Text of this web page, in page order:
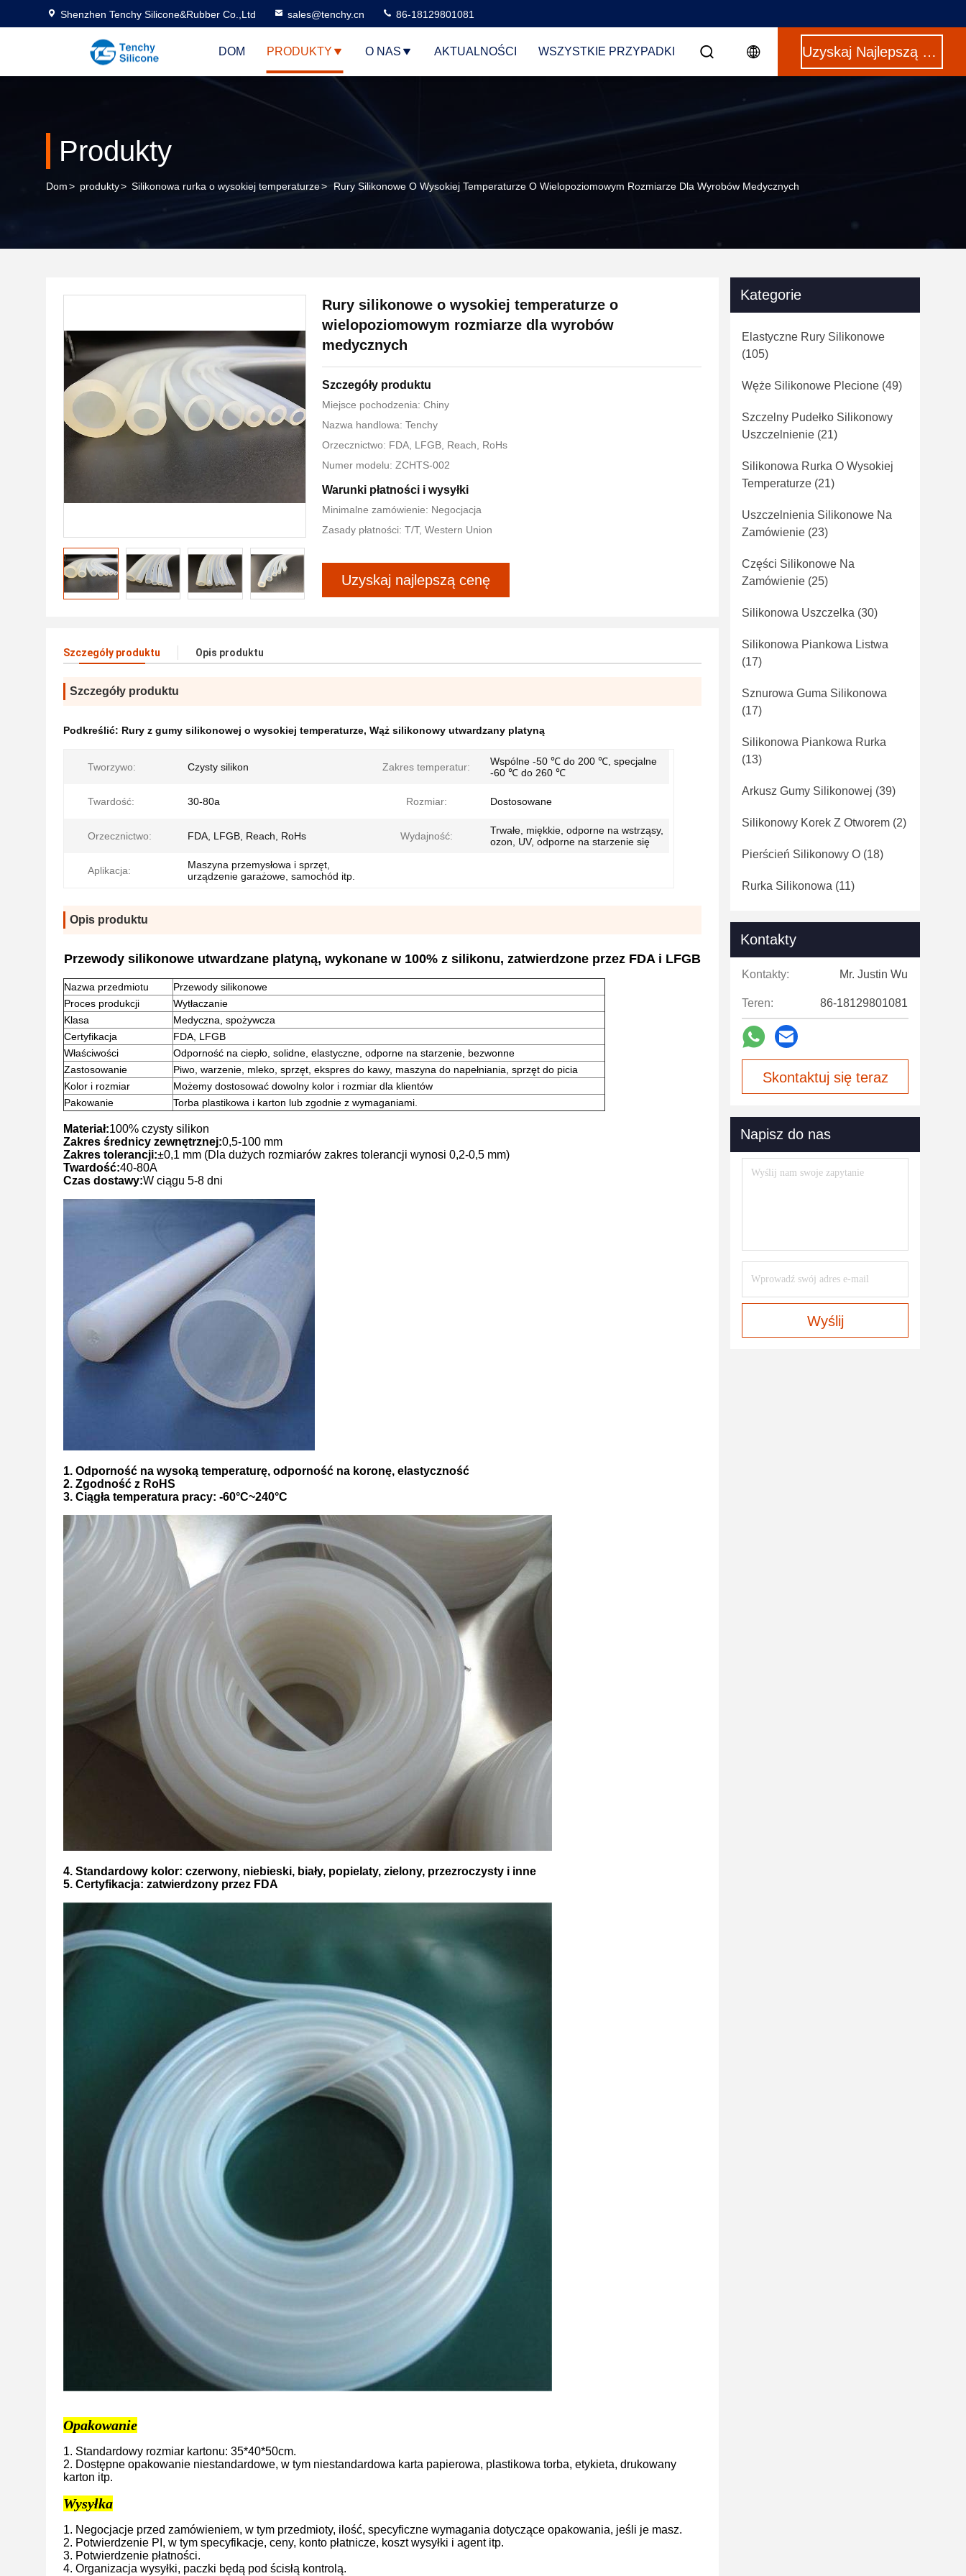
Shenzhen Tenchy Silicone&Rubber Co.,Ltd sales@tenchy.cn 86-18129801081
DOM PRODUKTY O NAS AKTUALNOŚCI WSZYSTKIE PRZYPADKI Uzyskaj Najlepszą Cenę
Produkty
Dom> produkty> Silikonowa rurka o wysokiej temperaturze> Rury Silikonowe O Wysokiej Temperaturze O Wielopoziomowym Rozmiarze Dla Wyrobów Medycznych
Rury silikonowe o wysokiej temperaturze o
wielopoziomowym rozmiarze dla wyrobów
medycznych
Szczegóły produktu
Miejsce pochodzenia: Chiny
Nazwa handlowa: Tenchy
Orzecznictwo: FDA, LFGB, Reach, RoHs
Numer modelu: ZCHTS-002
Warunki płatności i wysyłki
Minimalne zamówienie: Negocjacja
Zasady płatności: T/T, Western Union
Uzyskaj najlepszą cenę
Szczegóły produktu Opis produktu
Szczegóły produktu
Podkreślić: Rury z gumy silikonowej o wysokiej temperaturze, Wąż silikonowy utwardzany platyną
Tworzywo: Czysty silikon Zakres temperatur:
Wspólne -50 ℃ do 200 ℃, specjalne
-60 ℃ do 260 ℃
Twardość: 30-80a Rozmiar: Dostosowane
Orzecznictwo: FDA, LFGB, Reach, RoHs Wydajność:
Trwałe, miękkie, odporne na wstrząsy,
ozon, UV, odporne na starzenie się
Aplikacja:
Maszyna przemysłowa i sprzęt,
urządzenie garażowe, samochód itp.
Opis produktu
Przewody silikonowe utwardzane platyną, wykonane w 100% z silikonu, zatwierdzone przez FDA i LFGB
Nazwa przedmiotu
Przewody silikonowe
Proces produkcji
Wytłaczanie
Klasa
Medyczna, spożywcza
Certyfikacja
FDA, LFGB
Właściwości
Odporność na ciepło, solidne, elastyczne, odporne na starzenie, bezwonne
Zastosowanie
Piwo, warzenie, mleko, sprzęt, ekspres do kawy, maszyna do napełniania, sprzęt do picia
Kolor i rozmiar
Możemy dostosować dowolny kolor i rozmiar dla klientów
Pakowanie
Torba plastikowa i karton lub zgodnie z wymaganiami.
Materiał:100% czysty silikon
Zakres średnicy zewnętrznej:0,5-100 mm
Zakres tolerancji:±0,1 mm (Dla dużych rozmiarów zakres tolerancji wynosi 0,2-0,5 mm)
Twardość:40-80A
Czas dostawy:W ciągu 5-8 dni
1. Odporność na wysoką temperaturę, odporność na koronę, elastyczność
2. Zgodność z RoHS
3. Ciągła temperatura pracy: -60°C~240°C
4. Standardowy kolor: czerwony, niebieski, biały, popielaty, zielony, przezroczysty i inne
5. Certyfikacja: zatwierdzony przez FDA
Opakowanie
1. Standardowy rozmiar kartonu: 35*40*50cm.
2. Dostępne opakowanie niestandardowe, w tym niestandardowa karta papierowa, plastikowa torba, etykieta, drukowany
karton itp.
Wysyłka
1. Negocjacje przed zamówieniem, w tym przedmioty, ilość, specyficzne wymagania dotyczące opakowania, jeśli je masz.
2. Potwierdzenie PI, w tym specyfikacje, ceny, konto płatnicze, koszt wysyłki i agent itp.
3. Potwierdzenie płatności.
4. Organizacja wysyłki, paczki będą pod ścisłą kontrolą.
Kategorie
Elastyczne Rury Silikonowe
(105)
Węże Silikonowe Plecione (49)
Szczelny Pudełko Silikonowy
Uszczelnienie (21)
Silikonowa Rurka O Wysokiej
Temperaturze (21)
Uszczelnienia Silikonowe Na
Zamówienie (23)
Części Silikonowe Na
Zamówienie (25)
Silikonowa Uszczelka (30)
Silikonowa Piankowa Listwa
(17)
Sznurowa Guma Silikonowa
(17)
Silikonowa Piankowa Rurka
(13)
Arkusz Gumy Silikonowej (39)
Silikonowy Korek Z Otworem (2)
Pierścień Silikonowy O (18)
Rurka Silikonowa (11)
Kontakty
Kontakty: Mr. Justin Wu
Teren: 86-18129801081
Skontaktuj się teraz
Napisz do nas
Wyślij